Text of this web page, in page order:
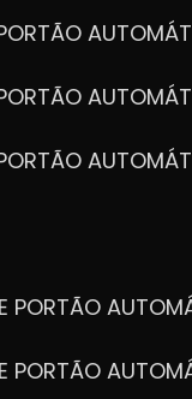
PORTÃO
PORTÃO
PORTÃO
PORTÃO
PORTÃO